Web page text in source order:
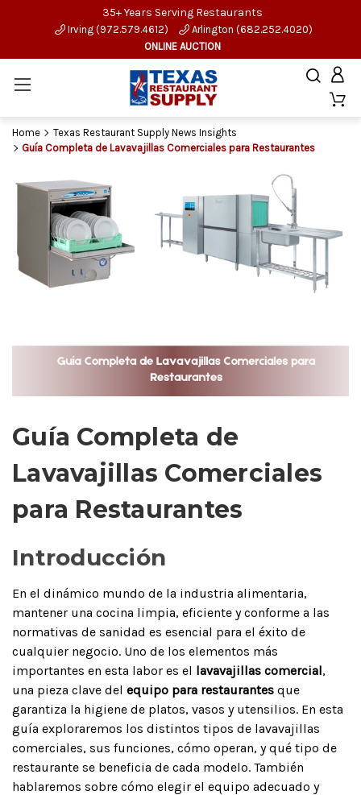
35+ Years Serving Restaurants
Irving (972.579.4612)
Arlington (682.252.4020)
ONLINE AUCTION
Home
Texas Restaurant Supply News Insights
Guía Completa de Lavavajillas Comerciales para Restaurantes
Guía Completa de
Lavavajillas Comerciales
para Restaurantes
Introducción
En el dinámico mundo de la industria alimentaria,
mantener una cocina limpia, eficiente y conforme a las
normativas de sanidad es esencial para el éxito de
cualquier negocio. Uno de los elementos más
importantes en esta labor es el lavavajillas comercial,
una pieza clave del equipo para restaurantes que
garantiza la higiene de platos, vasos y utensilios. En esta
guía exploraremos los distintos tipos de lavavajillas
comerciales, sus funciones, cómo operan, y qué tipo de
restaurante se beneficia de cada modelo. También
hablaremos sobre cómo elegir el equipo adecuado y